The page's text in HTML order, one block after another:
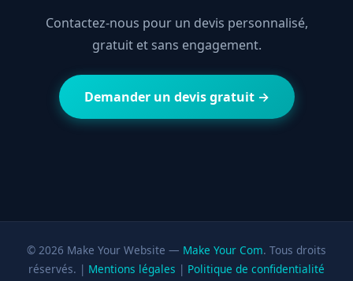
Contactez-nous pour un devis personnalisé,
gratuit et sans engagement.
Demander un devis gratuit →
© 2026 Make Your Website — Make Your Com. Tous droits
réservés. | Mentions légales | Politique de confidentialité